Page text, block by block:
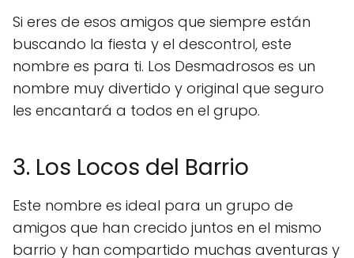
Si eres de esos amigos que siempre están
buscando la fiesta y el descontrol, este
nombre es para ti. Los Desmadrosos es un
nombre muy divertido y original que seguro
les encantará a todos en el grupo.
3. Los Locos del Barrio
Este nombre es ideal para un grupo de
amigos que han crecido juntos en el mismo
barrio y han compartido muchas aventuras y